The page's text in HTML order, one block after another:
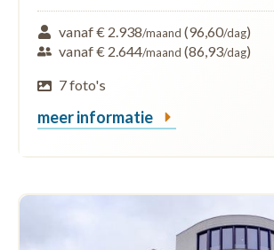
vanaf € 2.938/maand (96,60/dag)
vanaf € 2.644/maand (86,93/dag)
7 foto's
meer informatie